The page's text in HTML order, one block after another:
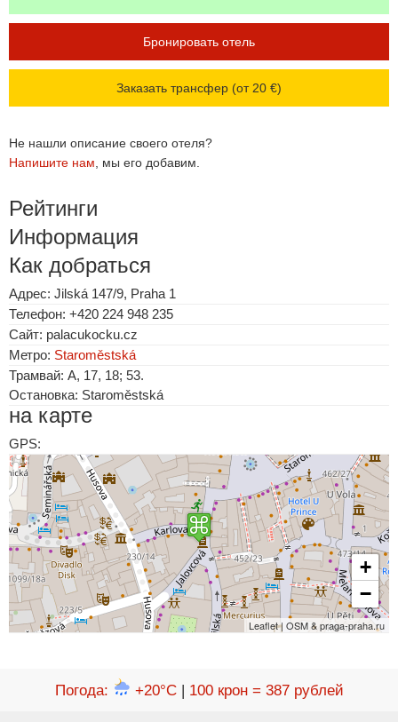
Бронировать отель
Заказать трансфер (от 20 €)
Не нашли описание своего отеля?
Напишите нам , мы его добавим.
Рейтинги
Информация
Как добраться
Адрес: Jilská 147/9, Praha 1
Телефон: +420 224 948 235
Сайт: palacukocku.cz‎
Метро: Staroměstská
Трамвай: A, 17, 18; 53.
Остановка: Staroměstská
на карте
GPS:
+
−
Leaflet | OSM & praga-praha.ru
Погода: +20°C| 100 крон = 387 рублей